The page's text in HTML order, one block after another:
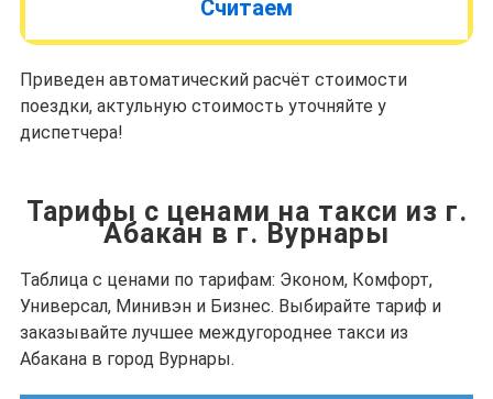
Считаем
Приведен автоматический расчёт стоимости
поездки, актульную стоимость уточняйте у
диспетчера!
Тарифы с ценами на такси из г.
Абакан в г. Вурнары
Таблица с ценами по тарифам: Эконом, Комфорт,
Универсал, Минивэн и Бизнес. Выбирайте тариф и
заказывайте лучшее междугороднее такси из
Абакана в город Вурнары.